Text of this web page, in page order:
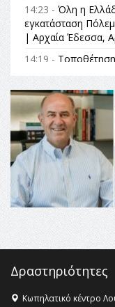
14:23 - Όλη η
εγκατάσταση
| Αρχαία Έδεσσα,
14:19 -
Αναθεώρηση του
θεσμικές
στις επόμενες
16:35 -Το
Champions League!
16:27 -Όλυμπος:
Κληρονομιάς της
Όλυμπος
αγαθό εξέχουσας
ανθρωπότητα
16:18 - ΕΝΟΡΙΑΚΕΣ
ΣΤΗΝ ΕΔΕΣΣΑ
Δραστηριότητες
Κωπηλατικό κέντρο